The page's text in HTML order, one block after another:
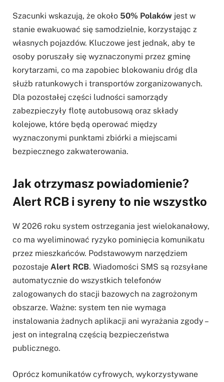
Szacunki wskazują, że około 50% Polaków jest w
stanie ewakuować się samodzielnie, korzystając z
własnych pojazdów. Kluczowe jest jednak, aby te
osoby poruszały się wyznaczonymi przez gminę
korytarzami, co ma zapobiec blokowaniu dróg dla
służb ratunkowych i transportów zorganizowanych.
Dla pozostałej części ludności samorządy
zabezpieczyły flotę autobusową oraz składy
kolejowe, które będą operować między
wyznaczonymi punktami zbiórki a miejscami
bezpiecznego zakwaterowania.
Jak otrzymasz powiadomienie?
Alert RCB i syreny to nie wszystko
W 2026 roku system ostrzegania jest wielokanałowy,
co ma wyeliminować ryzyko pominięcia komunikatu
przez mieszkańców. Podstawowym narzędziem
pozostaje Alert RCB. Wiadomości SMS są rozsyłane
automatycznie do wszystkich telefonów
zalogowanych do stacji bazowych na zagrożonym
obszarze. Ważne: system ten nie wymaga
instalowania żadnych aplikacji ani wyrażania zgody –
jest on integralną częścią bezpieczeństwa
publicznego.
Oprócz komunikatów cyfrowych, wykorzystywane